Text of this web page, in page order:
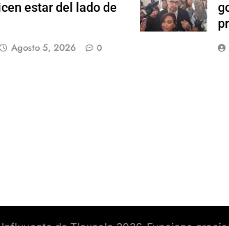
estar del lado de
Agosto 5, 2026 0